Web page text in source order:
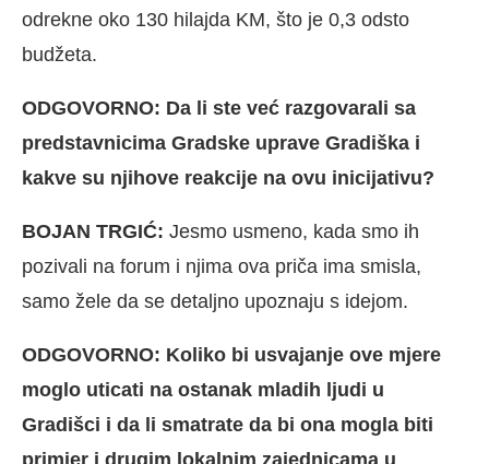
odrekne oko 130 hilajda KM, što je 0,3 odsto
budžeta.
ODGOVORNO: Da li ste već razgovarali sa
predstavnicima Gradske uprave Gradiška i
kakve su njihove reakcije na ovu inicijativu?
BOJAN TRGIĆ: Jesmo usmeno, kada smo ih
pozivali na forum i njima ova priča ima smisla,
samo žele da se detaljno upoznaju s idejom.
ODGOVORNO: Koliko bi usvajanje ove mjere
moglo uticati na ostanak mladih ljudi u
Gradišci i da li smatrate da bi ona mogla biti